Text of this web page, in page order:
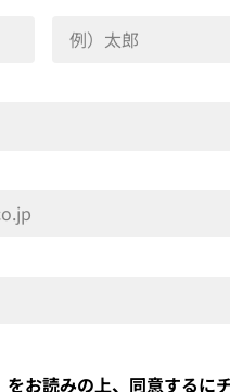
をお読みの上、同意するに